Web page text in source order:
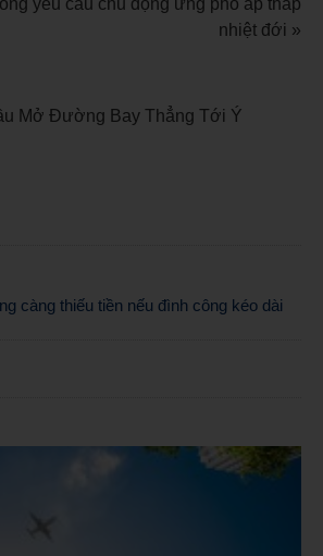
nhiệt đới »
Mở Đường Bay Thẳng Tới Ý
càng thiếu tiền nếu đình công kéo dài